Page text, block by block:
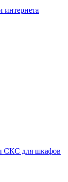
интернета
СКС для шкафов